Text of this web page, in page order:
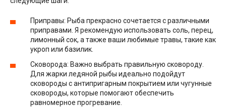
Приправы: Рыба прекрасно сочетается с различными
приправами. Я рекомендую использовать соль, перец,
лимонный сок, а также ваши любимые травы, такие как
укроп или базилик.
Сковорода: Важно выбрать правильную сковороду.
Для жарки ледяной рыбы идеально подойдут
сковороды с антипригарным покрытием или чугунные
сковороды, которые помогают обеспечить
равномерное прогревание.